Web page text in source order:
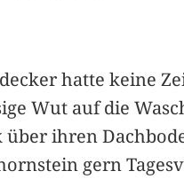
hatte keine
Wut auf die
ihren
gern